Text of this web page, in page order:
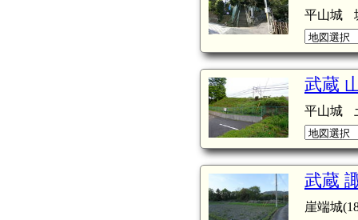
平山城
武蔵
平山城
武蔵
崖端城